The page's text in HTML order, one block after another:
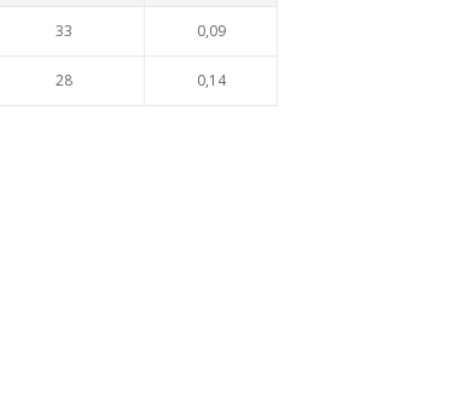
33 0,09
28 0,14